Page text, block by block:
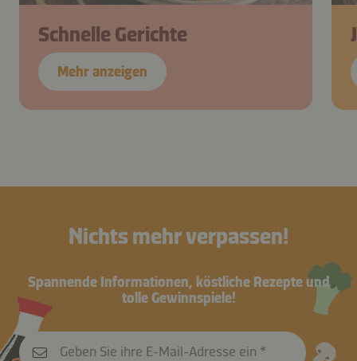
Schnelle Gerichte
Mehr anzeigen
Nichts mehr verpassen!
Spannende Informationen, köstliche Rezepte und
tolle Gewinnspiele!
Geben Sie ihre E-Mail-Adresse ein